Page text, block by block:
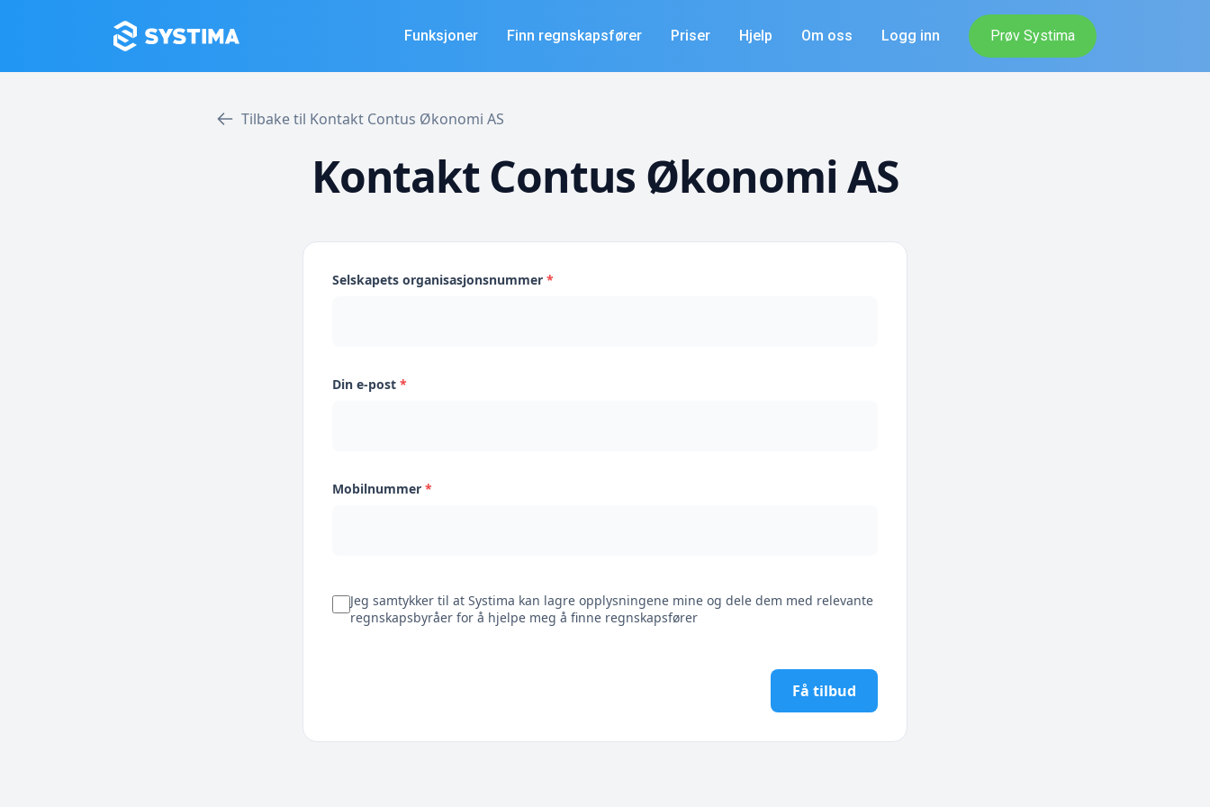
Funksjoner Finn regnskapsfører Priser Hjelp Om oss Logg inn Prøv Systima
Tilbake til Kontakt Contus Økonomi AS
Kontakt Contus Økonomi AS
Selskapets organisasjonsnummer *
Din e-post *
Mobilnummer *
Jeg samtykker til at Systima kan lagre opplysningene mine og dele dem med relevante
regnskapsbyråer for å hjelpe meg å finne regnskapsfører
Få tilbud